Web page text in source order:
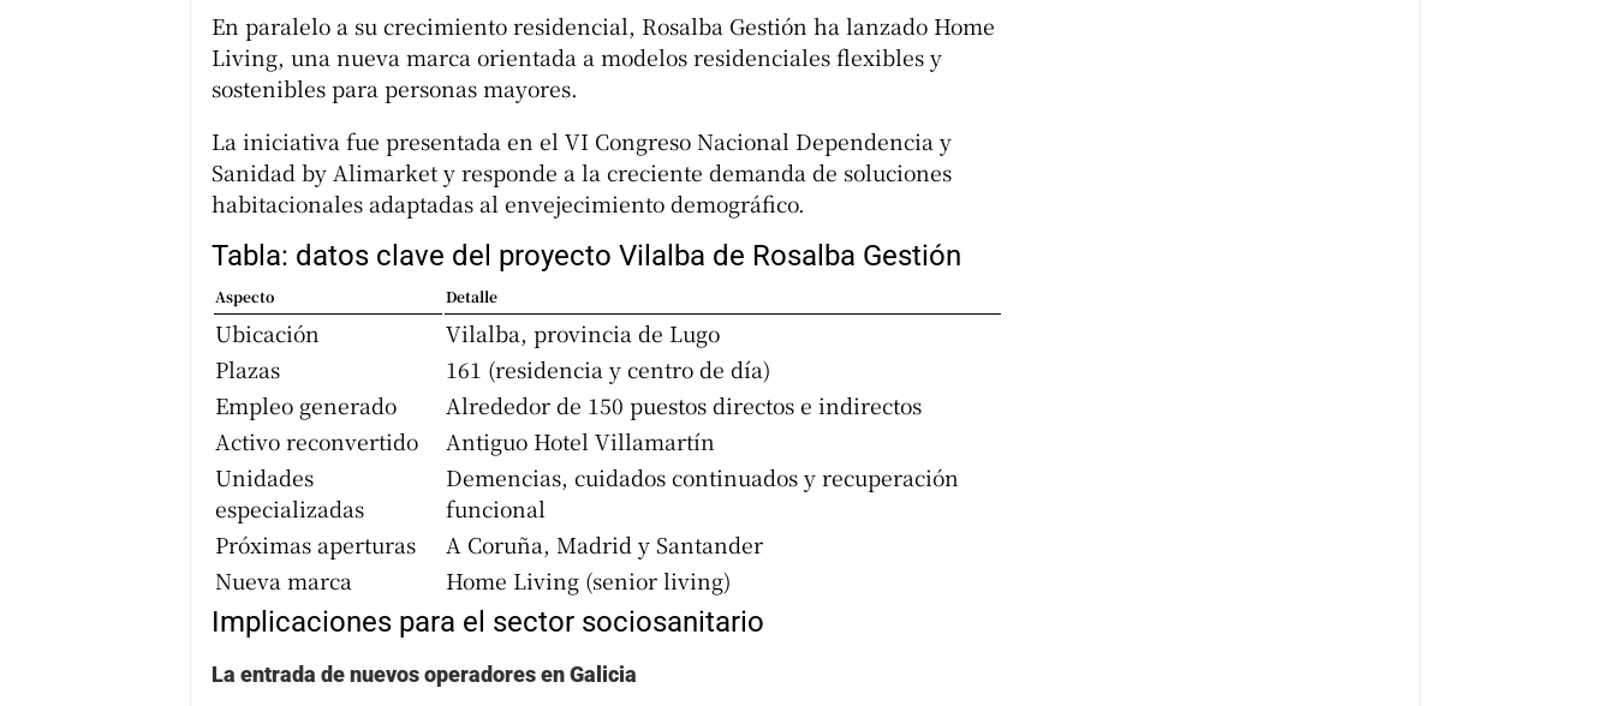
En paralelo a su crecimiento residencial, Rosalba Gestión ha lanzado Home
Living, una nueva marca orientada a modelos residenciales flexibles y
sostenibles para personas mayores.
La iniciativa fue presentada en el VI Congreso Nacional Dependencia y
Sanidad by Alimarket y responde a la creciente demanda de soluciones
habitacionales adaptadas al envejecimiento demográfico.
Tabla: datos clave del proyecto Vilalba de Rosalba Gestión
Aspecto Detalle
Ubicación
Vilalba, provincia de Lugo
Plazas
161 (residencia y centro de día)
Empleo generado
Alrededor de 150 puestos directos e indirectos
Activo reconvertido
Antiguo Hotel Villamartín
Unidades
especializadas
Demencias, cuidados continuados y recuperación
funcional
Próximas aperturas
A Coruña, Madrid y Santander
Nueva marca
Home Living (senior living)
Implicaciones para el sector sociosanitario
La entrada de nuevos operadores en Galicia